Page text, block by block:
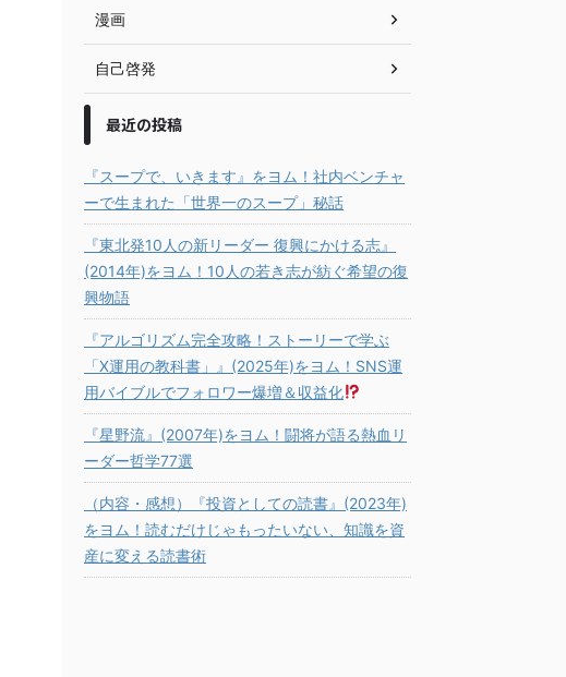
漫画
自己啓発
最近の投稿
『スープで、いきます』をヨム！社内ベンチャ
ーで生まれた「世界一のスープ」秘話
『東北発10人の新リーダー 復興にかける志』
(2014年)をヨム！10人の若き志が紡ぐ希望の復
興物語
『アルゴリズム完全攻略！ストーリーで学ぶ
「X運用の教科書」』(2025年)をヨム！SNS運
用バイブルでフォロワー爆増＆収益化
『星野流』(2007年)をヨム！闘将が語る熱血リ
ーダー哲学77選
（内容・感想）『投資としての読書』(2023年)
をヨム！読むだけじゃもったいない、知識を資
産に変える読書術